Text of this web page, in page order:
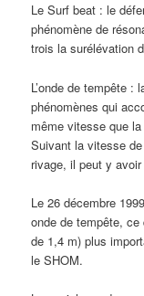
Le Surf beat : le
phénomène de
trois la surélévation
L’onde de tempête :
phénomènes qui
même vitesse que
Suivant la vitesse
rivage, il peut y
Le 26 décembre
onde de tempête,
de 1,4 m) plus
le SHOM.